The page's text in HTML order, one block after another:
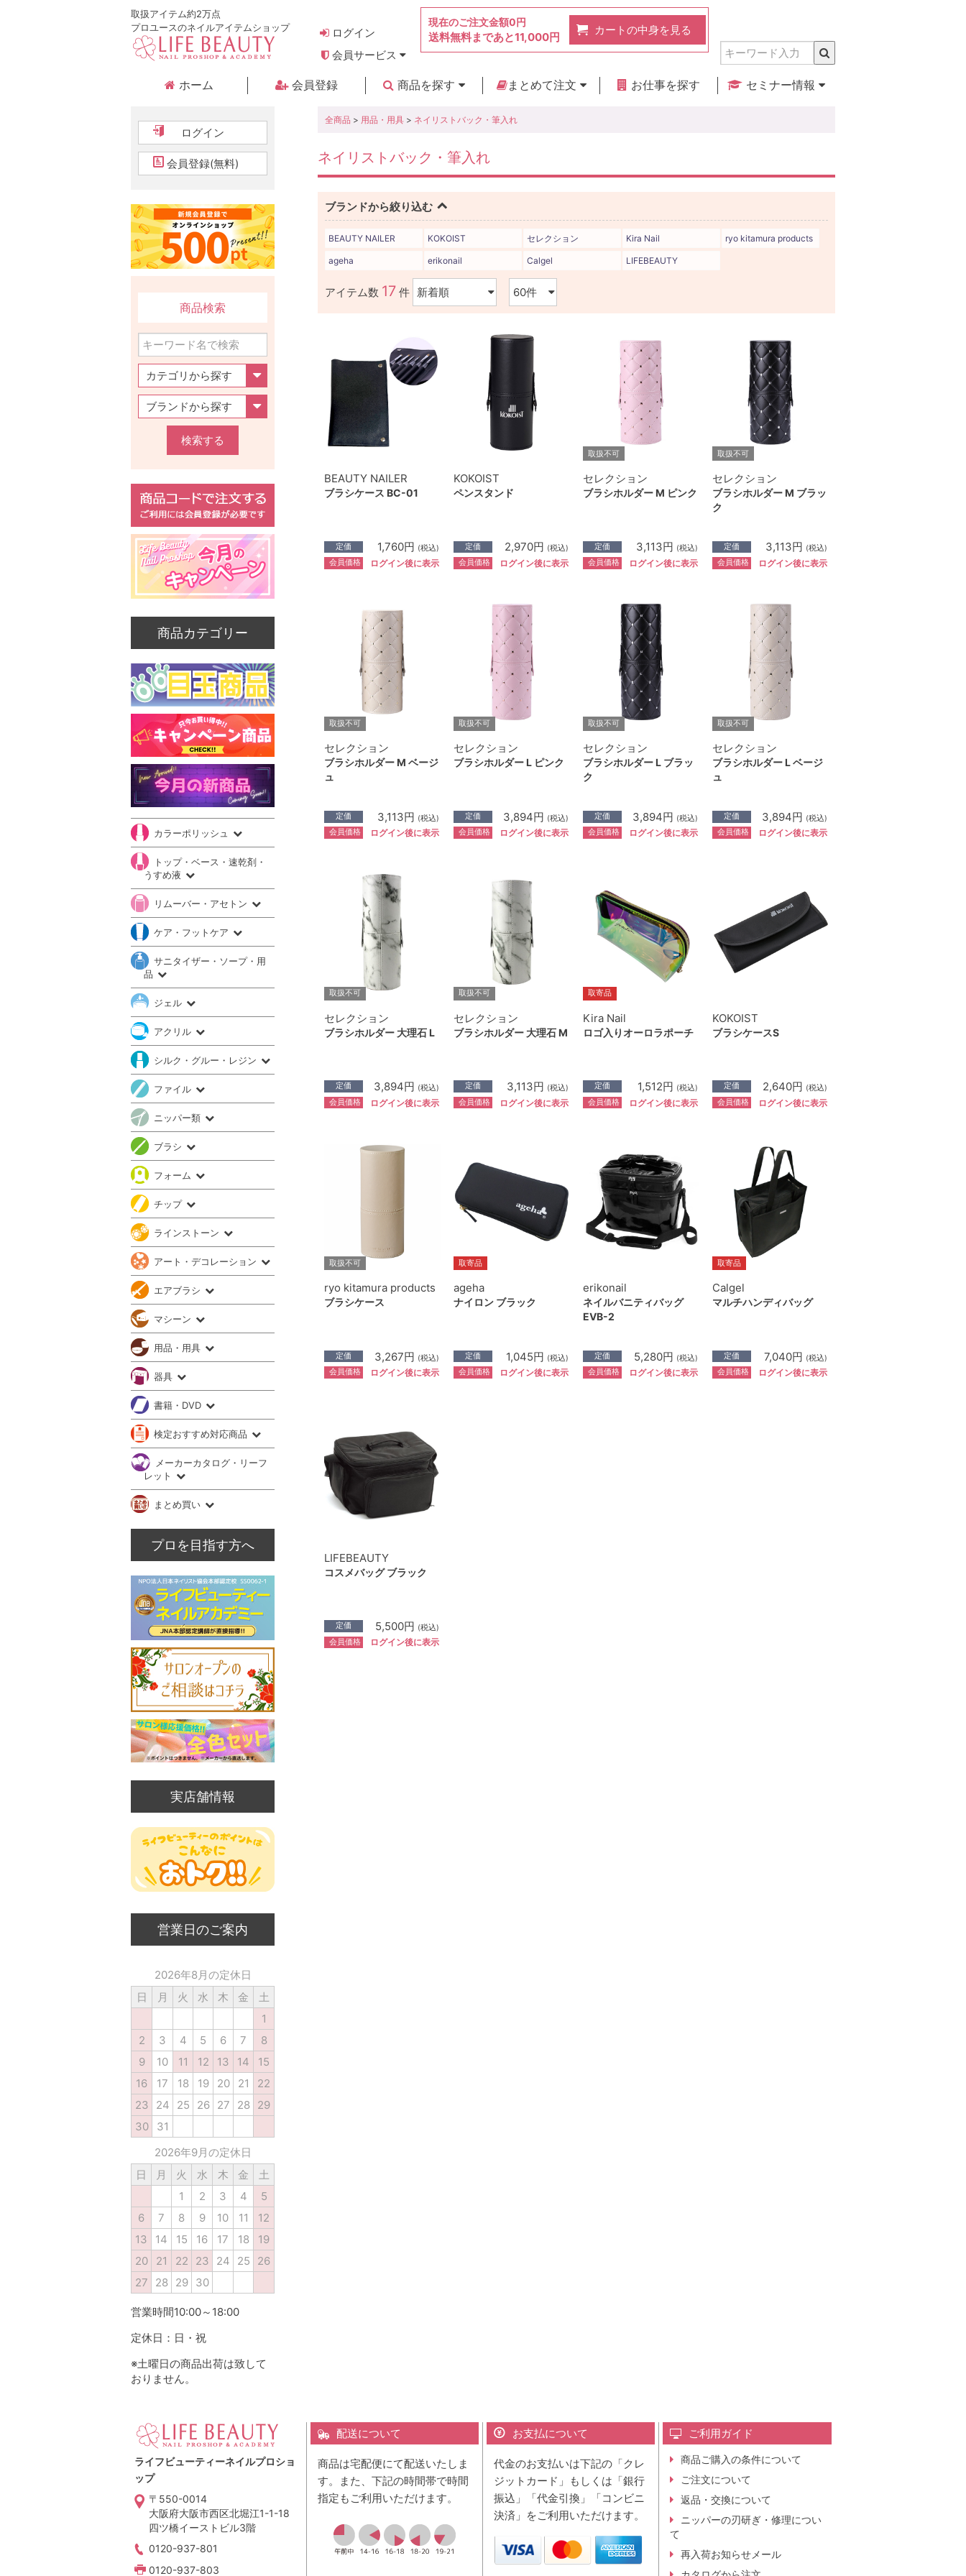
取扱アイテム約2万点
プロユースのネイルアイテムショップ
ログイン
会員サービス
現在のご注文金額0円
送料無料まであと11,000円
カートの中身を見る
ホーム 会員登録
商品を探す
まとめて注文
お仕事を探す
セミナー情報
全商品 > 用品・用具 > ネイリストバック・筆入れ
ネイリストバック・筆入れ
ブランドから絞り込む
BEAUTY NAILER KOKOIST セレクション Kira Nail ryo kitamura products
ageha erikonail Calgel LIFEBEAUTY
アイテム数 17 件
BEAUTY NAILER
ブラシケース BC-01
定価 1,760円 (税込)
会員価格 ログイン後に表示
KOKOIST
ペンスタンド
定価 2,970円 (税込)
会員価格 ログイン後に表示
取扱不可
セレクション
ブラシホルダー M ピンク
定価 3,113円 (税込)
会員価格 ログイン後に表示
取扱不可
セレクション
ブラシホルダー M ブラッ
ク
定価 3,113円 (税込)
会員価格 ログイン後に表示
取扱不可
セレクション
ブラシホルダー M ベージ
ュ
定価 3,113円 (税込)
会員価格 ログイン後に表示
取扱不可
セレクション
ブラシホルダー L ピンク
定価 3,894円 (税込)
会員価格 ログイン後に表示
取扱不可
セレクション
ブラシホルダー L ブラッ
ク
定価 3,894円 (税込)
会員価格 ログイン後に表示
取扱不可
セレクション
ブラシホルダー L ベージ
ュ
定価 3,894円 (税込)
会員価格 ログイン後に表示
取扱不可
セレクション
ブラシホルダー 大理石 L
定価 3,894円 (税込)
会員価格 ログイン後に表示
取扱不可
セレクション
ブラシホルダー 大理石 M
定価 3,113円 (税込)
会員価格 ログイン後に表示
取寄品
Kira Nail
ロゴ入りオーロラポーチ
定価 1,512円 (税込)
会員価格 ログイン後に表示
KOKOIST
ブラシケースS
定価 2,640円 (税込)
会員価格 ログイン後に表示
取扱不可
ryo kitamura products
ブラシケース
定価 3,267円 (税込)
会員価格 ログイン後に表示
取寄品
ageha
ナイロン ブラック
定価 1,045円 (税込)
会員価格 ログイン後に表示
erikonail
ネイルバニティバッグ
EVB-2
定価 5,280円 (税込)
会員価格 ログイン後に表示
取寄品
Calgel
マルチハンディバッグ
定価 7,040円 (税込)
会員価格 ログイン後に表示
LIFEBEAUTY
コスメバッグ ブラック
定価 5,500円 (税込)
会員価格 ログイン後に表示
ログイン
会員登録(無料)
商品検索
検索する
商品カテゴリー
カラーポリッシュ
トップ・ベース・速乾剤・
うすめ液
リムーバー・アセトン
ケア・フットケア
サニタイザー・ソープ・用
品
ジェル
アクリル
シルク・グルー・レジン
ファイル
ニッパー類
ブラシ
フォーム
チップ
ラインストーン
アート・デコレーション
エアブラシ
マシーン
用品・用具
器具
書籍・DVD
検定おすすめ対応商品
メーカーカタログ・リーフ
レット
まとめ買い
プロを目指す方へ
実店舗情報
営業日のご案内
2026年8月の定休日
日
月 火 水 木 金
土
1
2
3 4 5 6 7
8
9
10 11 12 13 14
15
16
17 18 19 20 21
22
23
24 25 26 27 28
29
30
31
2026年9月の定休日
日
月 火 水 木 金
土
1
2 3 4
5
6
7 8 9 10 11
12
13
14 15 16 17 18
19
20
21 22 23 24 25
26
27
28 29 30
営業時間10:00～18:00
定休日：日・祝
※土曜日の商品出荷は致して
おりません。
ライフビューティーネイルプロショ
ップ
〒550-0014
大阪府大阪市西区北堀江1-1-18
四ツ橋イーストビル3階
0120-937-801
0120-937-803
配送について
商品は宅配便にて配送いたしま
す。また、下記の時間帯で時間
指定もご利用いただけます。
お支払について
代金のお支払いは下記の「クレ
ジットカード」もしくは「銀行
振込」「代金引換」「コンビニ
決済」をご利用いただけます。
ご利用ガイド
商品ご購入の条件について
ご注文について
返品・交換について
ニッパーの刃研ぎ・修理につい
て
再入荷お知らせメール